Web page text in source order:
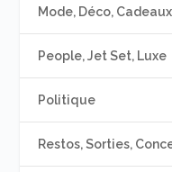
Mode, Déco, Cadeaux
People, Jet Set, Luxe
Politique
Restos, Sorties,